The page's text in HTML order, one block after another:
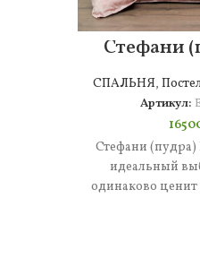
Стефани
СПАЛЬНЯ,
Артикул:
Стефани
идеальный
одинаково ценит